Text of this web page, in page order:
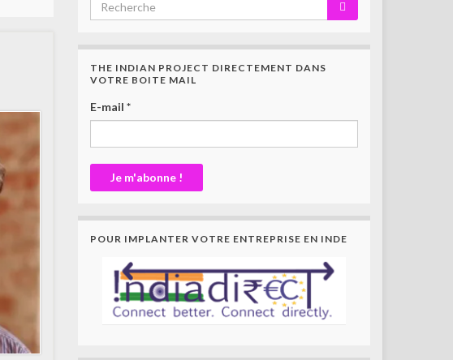
THE INDIAN PROJECT DIRECTEMENT DANS
VOTRE BOITE MAIL
E-mail *
POUR IMPLANTER VOTRE ENTREPRISE EN INDE